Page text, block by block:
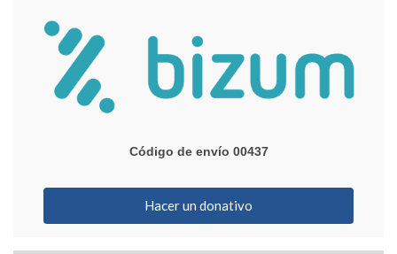
Código de envío 00437
Hacer un donativo